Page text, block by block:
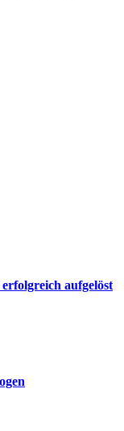
aufgelöst